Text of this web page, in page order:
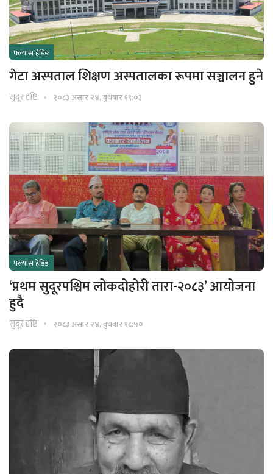
फ्ल्यास हेडिङ
गेटा अस्पताल शिक्षण अस्पतालका रूपमा सञ्चालन हुने
सुदूर दृष्टि २०८३ असार २४, बुधबार १९:०३
फ्ल्यास हेडिङ
‘प्रथम सुदूरपश्चिम लोकदोहोरी तारा-२०८३’ आयोजना
हुदै
सुदूर दृष्टि २०८३ असार २४, बुधबार १८:५०